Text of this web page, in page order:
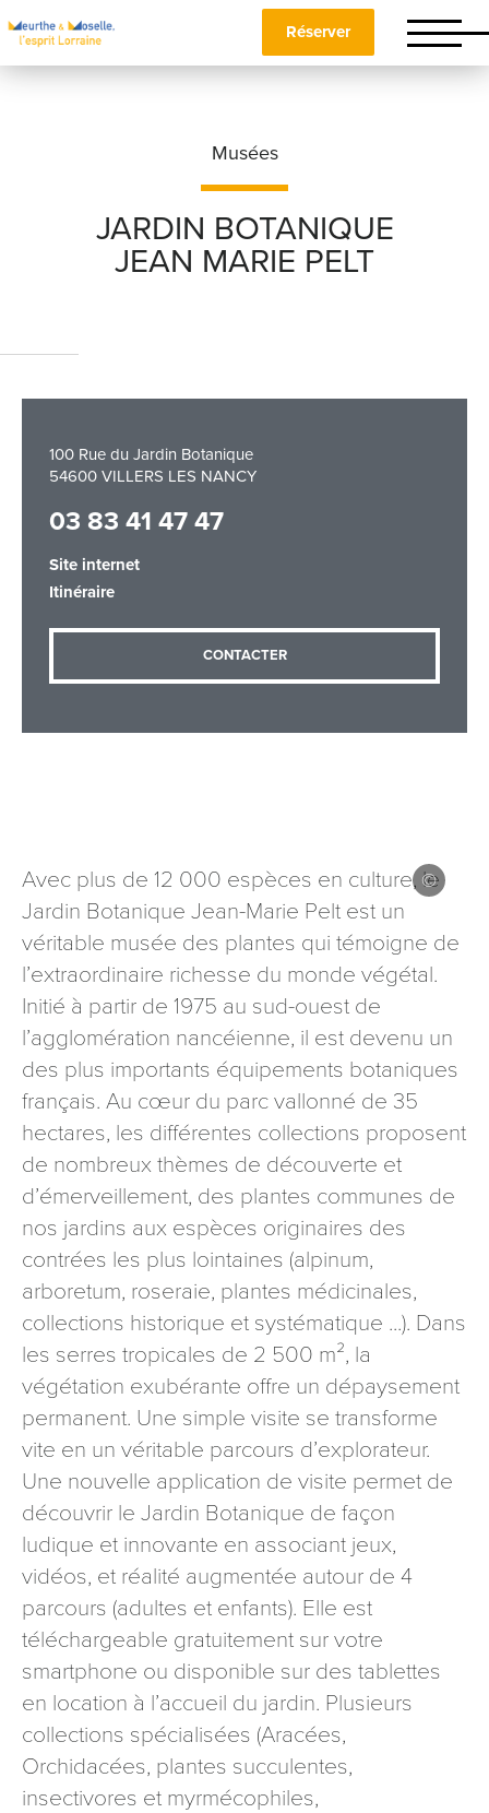
Réserver
Musées
JARDIN BOTANIQUE
JEAN MARIE PELT
100 Rue du Jardin Botanique
54600 VILLERS LES NANCY
03 83 41 47 47
Site internet
Itinéraire
CONTACTER
Avec plus de 12 000 espèces en culture, le
Jardin Botanique Jean-Marie Pelt est un
véritable musée des plantes qui témoigne de
l’extraordinaire richesse du monde végétal.
Initié à partir de 1975 au sud-ouest de
l’agglomération nancéienne, il est devenu un
des plus importants équipements botaniques
français. Au cœur du parc vallonné de 35
hectares, les différentes collections proposent
de nombreux thèmes de découverte et
d’émerveillement, des plantes communes de
nos jardins aux espèces originaires des
contrées les plus lointaines (alpinum,
arboretum, roseraie, plantes médicinales,
collections historique et systématique ...). Dans
les serres tropicales de 2 500 m², la
végétation exubérante offre un dépaysement
permanent. Une simple visite se transforme
vite en un véritable parcours d’explorateur.
Une nouvelle application de visite permet de
découvrir le Jardin Botanique de façon
ludique et innovante en associant jeux,
vidéos, et réalité augmentée autour de 4
parcours (adultes et enfants). Elle est
téléchargeable gratuitement sur votre
smartphone ou disponible sur des tablettes
en location à l’accueil du jardin. Plusieurs
collections spécialisées (Aracées,
Orchidacées, plantes succulentes,
insectivores et myrmécophiles,
Téléphone
Adresse email
Message*
nécessaires au traitement de votre demande (sauf
mention contraire). Vous disposez d’un droit d’accès, de
rectification et d’opposition aux données vous concernant,
que vous pouvez exercer en adressant une demande par
courriel à tourisme@departement54.fr ou par courrier
signé accompagné de la copie d’un titre d’identité à
l’adresse suivante : Meurthe & Moselle Tourisme - 48
esplanade Jacques-Baudot CO 90019 54035 NANCY
cedex
reCAPTCHA